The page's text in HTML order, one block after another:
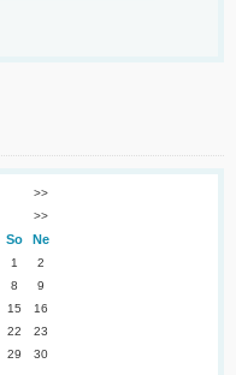
>>
>>
So Ne
1
2
8
9
15
16
22
23
29
30